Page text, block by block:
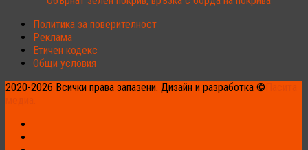
Политика за поверителност
Реклама
Етичен кодекс
Общи условия
2020-2026 Всички права запазени. Дизайн и разработка ©